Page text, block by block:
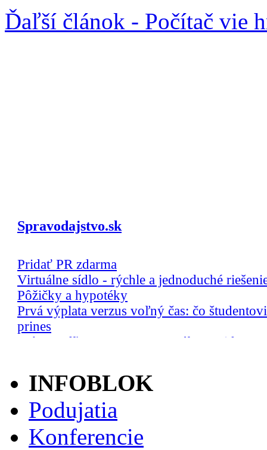
Ďaľší článok - Počítač vie
INFOBLOK
Podujatia
Konferencie